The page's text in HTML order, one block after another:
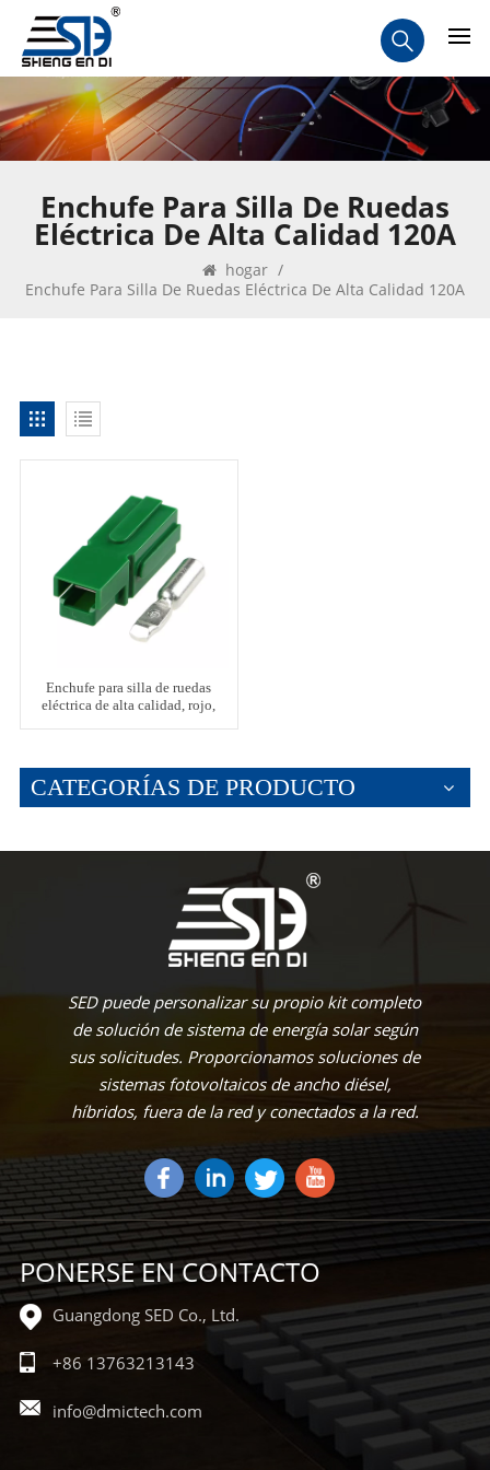
Enchufe Para Silla De Ruedas
Eléctrica De Alta Calidad 120A
hogar /
Enchufe Para Silla De Ruedas Eléctrica De Alta Calidad 120A
Enchufe para silla de ruedas
eléctrica de alta calidad, rojo,
CATEGORÍAS DE PRODUCTO
SED puede personalizar su propio kit completo
de solución de sistema de energía solar según
sus solicitudes. Proporcionamos soluciones de
sistemas fotovoltaicos de ancho diésel,
híbridos, fuera de la red y conectados a la red.
PONERSE EN CONTACTO
Guangdong SED Co., Ltd.
+86 13763213143
info@dmictech.com